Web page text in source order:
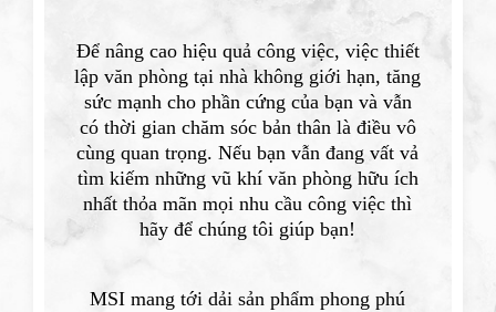
Để nâng cao hiệu quả công việc, việc thiết
lập văn phòng tại nhà không giới hạn, tăng
sức mạnh cho phần cứng của bạn và vẫn
có thời gian chăm sóc bản thân là điều vô
cùng quan trọng. Nếu bạn vẫn đang vất vả
tìm kiếm những vũ khí văn phòng hữu ích
nhất thỏa mãn mọi nhu cầu công việc thì
hãy để chúng tôi giúp bạn!
MSI mang tới dải sản phẩm phong phú